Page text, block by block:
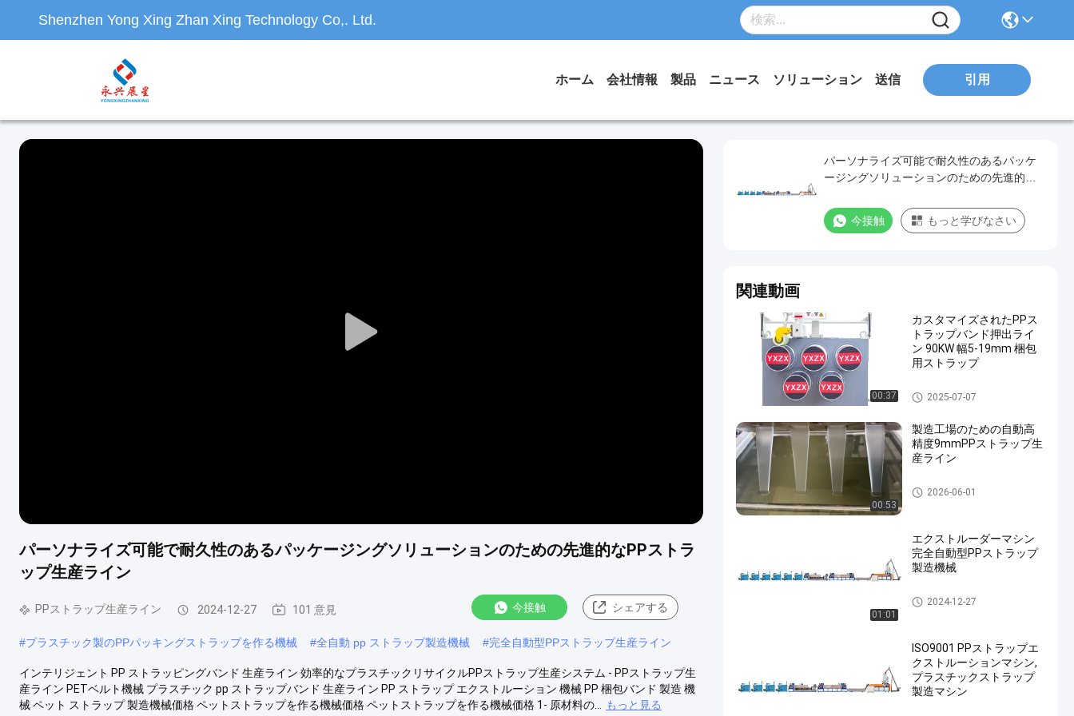
Shenzhen Yong Xing Zhan Xing Technology Co,. Ltd.
ホーム 会社情報 製品 ニュース ソリューション 送信 引用
Play
パーソナライズ可能で耐久性のあるパッケージングソリューションのための先進的なPPストラ
ップ生産ライン
PPストラップ生産ライン 2024-12-27 101 意見 今接触 シェアする
#プラスチック製のPPパッキングストラップを作る機械 #全自動 pp ストラップ製造機械 #完全自動型PPストラップ生産ライン
インテリジェント PP ストラッピングバンド 生産ライン 効率的なプラスチックリサイクルPPストラップ生産システム - PPストラップ生
産ライン PETベルト機械 プラスチック pp ストラップバンド 生産ライン PP ストラップ エクストルーション 機械 PP 梱包バンド 製造 機
械 ペット ストラップ 製造機械価格 ペットストラップを作る機械価格 ペットストラップを作る機械価格 1- 原材料の...
もっと見る
パーソナライズ可能で耐久性のあるパッケ
ージングソリューションのための先進的な
今接触 もっと学びなさい
関連動画
00:37
カスタマイズされたPPス
トラップバンド押出ライ
ン 90KW 幅5-19mm 梱包
用ストラップ
PPストラップバンドエクスト
ルーションライン
2025-07-07
00:53
製造工場のための自動高
精度9mmPPストラップ生
産ライン
PPストラップ製造機
2026-06-01
01:01
エクストルーダーマシン
完全自動型PPストラップ
製造機械
PPストラップ生産ライン
2024-12-27
ISO9001 PPストラップエ
クストルーションマシン,
プラスチックストラップ
製造マシン